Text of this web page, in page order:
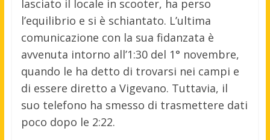
lasciato il locale in scooter, ha perso
l’equilibrio e si è schiantato. L’ultima
comunicazione con la sua fidanzata è
avvenuta intorno all’1:30 del 1° novembre,
quando le ha detto di trovarsi nei campi e
di essere diretto a Vigevano. Tuttavia, il
suo telefono ha smesso di trasmettere dati
poco dopo le 2:22.